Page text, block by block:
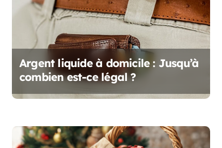
a
r
Argent liquide à domicile : Jusqu’à
combien est-ce légal ?